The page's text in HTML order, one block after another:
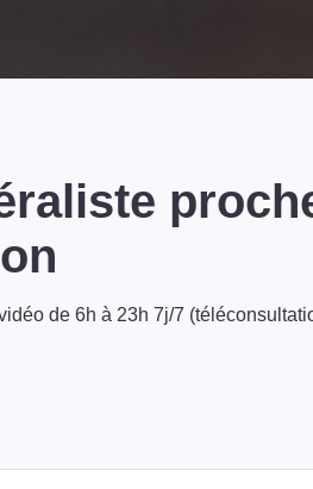
de 6h à 23h 7j/7